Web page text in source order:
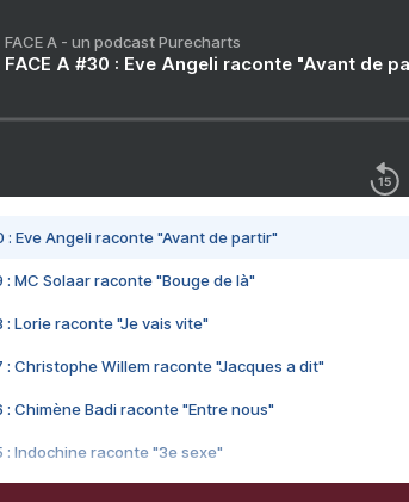
FACE A - un podcast Purecharts
FACE A #30 : Eve Angeli raconte "Avant de
: Eve Angeli raconte "Avant de partir"
: MC Solaar raconte "Bouge de là"
: Lorie raconte "Je vais vite"
: Christophe Willem raconte "Jacques a dit"
: Chimène Badi raconte "Entre nous"
: Indochine raconte "3e sexe"